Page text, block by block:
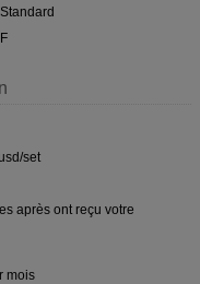
set
après ont reçu votre
mois